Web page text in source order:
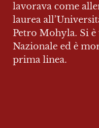
lavorava come
laurea
Petro Mohyla. Si
Nazionale ed è
prima linea.